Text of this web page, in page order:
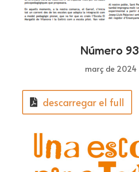
Número 93
març de 2024
descarregar el full